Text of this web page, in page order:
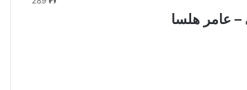
– عامر هلسا